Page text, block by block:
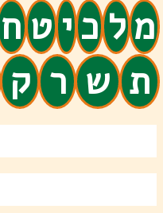
חטיכלמ
ק ר ש ת